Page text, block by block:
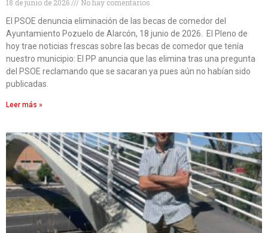
18 de junio de 2026
No hay comentarios
El PSOE denuncia eliminación de las becas de comedor del
Ayuntamiento Pozuelo de Alarcón, 18 junio de 2026. El Pleno de
hoy trae noticias frescas sobre las becas de comedor que tenía
nuestro municipio: El PP anuncia que las elimina tras una pregunta
del PSOE reclamando que se sacaran ya pues aún no habían sido
publicadas.
Leer más »